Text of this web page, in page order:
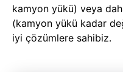
kamyon yükü) veya
(kamyon yükü kadar
iyi çözümlere sahibiz.